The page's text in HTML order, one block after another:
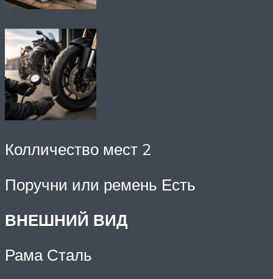
Колличество мест 2
Поручни или ремень Есть
ВНЕШНИЙ ВИД
Рама Сталь